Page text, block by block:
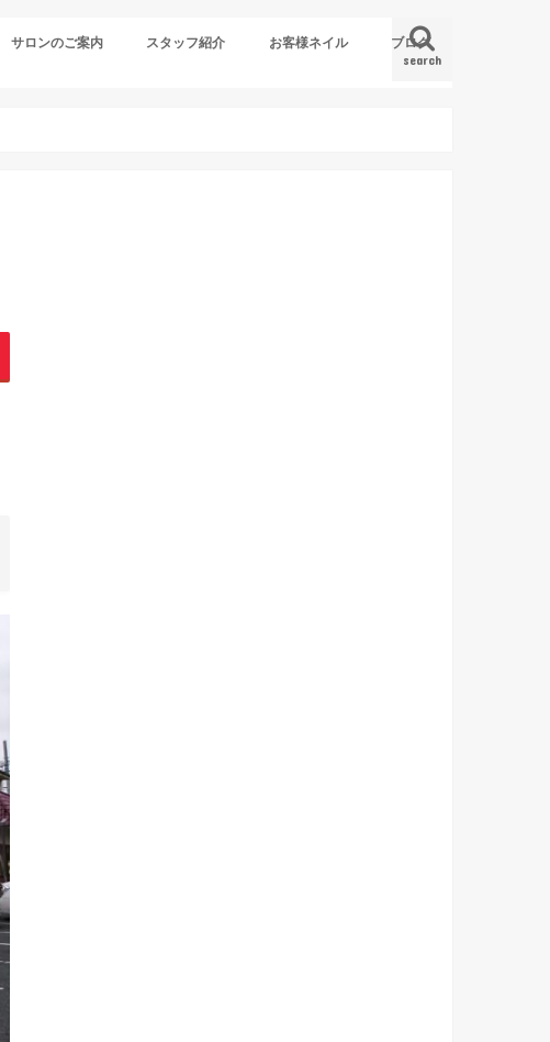
search
サロンのご案内 スタッフ紹介 お客様ネイル ブログ